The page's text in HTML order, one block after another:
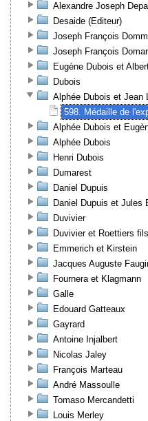
Alexandre Joseph
Desaide (Editeur)
Joseph François
Joseph François
Eugène Dubois et
Dubois
Alphée Dubois et Jean
598. Médaille de
Alphée Dubois et
Alphée Dubois
Henri Dubois
Dumarest
Daniel Dupuis
Daniel Dupuis et Jules
Duvivier
Duvivier et Roettiers fils
Emmerich et Kirstein
Jacques Auguste
Fournera et Klagmann
Galle
Edouard Gatteaux
Gayrard
Antoine Injalbert
Nicolas Jaley
François Marteau
André Massoulle
Tomaso Mercandetti
Louis Merley